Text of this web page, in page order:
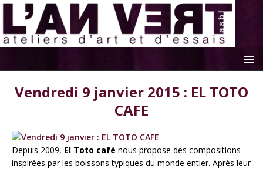
Vendredi 9 janvier 2015 : EL TOTO
CAFE
Depuis 2009, El Toto café nous propose des compositions
inspirées par les boissons typiques du monde entier. Après leur